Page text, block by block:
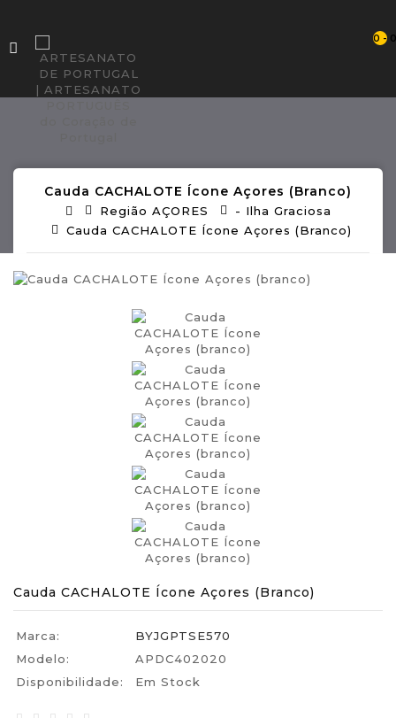
0 -
Cauda CACHALOTE Ícone Açores (branco)
Região AÇORES
- Ilha Graciosa
Cauda CACHALOTE Ícone Açores (branco)
Cauda CACHALOTE Ícone Açores (branco)
Marca:
BYJGPTSE570
Modelo:
APDC402020
Disponibilidade:
Em Stock